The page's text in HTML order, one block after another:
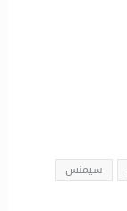
سيمنس